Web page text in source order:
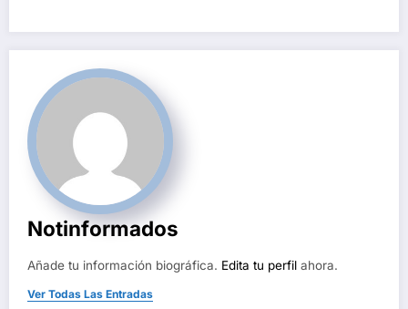
Notinformados
Añade tu información biográfica. Edita tu perfil ahora.
Ver Todas Las Entradas